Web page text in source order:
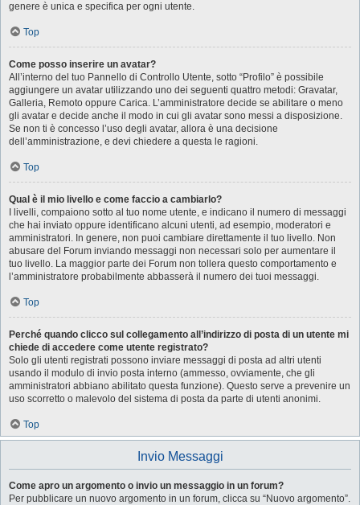
genere è unica e specifica per ogni utente.
Top
Come posso inserire un avatar?
All’interno del tuo Pannello di Controllo Utente, sotto “Profilo” è possibile
aggiungere un avatar utilizzando uno dei seguenti quattro metodi: Gravatar,
Galleria, Remoto oppure Carica. L’amministratore decide se abilitare o meno
gli avatar e decide anche il modo in cui gli avatar sono messi a disposizione.
Se non ti è concesso l’uso degli avatar, allora è una decisione
dell’amministrazione, e devi chiedere a questa le ragioni.
Top
Qual è il mio livello e come faccio a cambiarlo?
I livelli, compaiono sotto al tuo nome utente, e indicano il numero di messaggi
che hai inviato oppure identificano alcuni utenti, ad esempio, moderatori e
amministratori. In genere, non puoi cambiare direttamente il tuo livello. Non
abusare del Forum inviando messaggi non necessari solo per aumentare il
tuo livello. La maggior parte dei Forum non tollera questo comportamento e
l’amministratore probabilmente abbasserà il numero dei tuoi messaggi.
Top
Perché quando clicco sul collegamento all’indirizzo di posta di un utente mi
chiede di accedere come utente registrato?
Solo gli utenti registrati possono inviare messaggi di posta ad altri utenti
usando il modulo di invio posta interno (ammesso, ovviamente, che gli
amministratori abbiano abilitato questa funzione). Questo serve a prevenire un
uso scorretto o malevolo del sistema di posta da parte di utenti anonimi.
Top
Invio Messaggi
Come apro un argomento o invio un messaggio in un forum?
Per pubblicare un nuovo argomento in un forum, clicca su “Nuovo argomento”.